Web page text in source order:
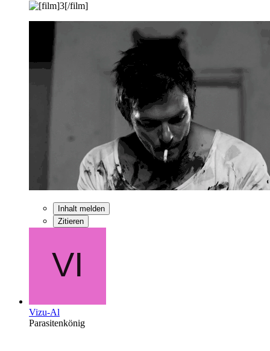
Inhalt melden
Zitieren
Vizu-Al
Parasitenkönig